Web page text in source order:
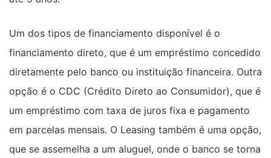
Um dos tipos de financiamento disponível é o
financiamento direto, que é um empréstimo concedido
diretamente pelo banco ou instituição financeira. Outra
opção é o CDC (Crédito Direto ao Consumidor), que é
um empréstimo com taxa de juros fixa e pagamento
em parcelas mensais. O Leasing também é uma opção,
que se assemelha a um aluguel, onde o banco se torna